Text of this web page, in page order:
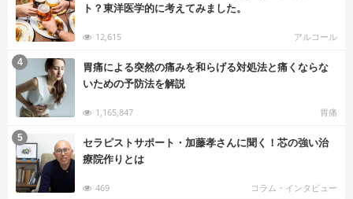
ト？東洋医学的に考えてみました。
12,615 アルコール
胃痛による突然の痛みを和らげる対処法と痛くならな
いための予防法を解説
1,165,847 胃痛
4
セラピストサポート・加藤孝さんに聞く！芯の強い治
療院作りとは
469 コラム・インタビュー
5